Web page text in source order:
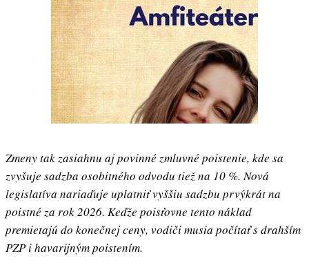
Zmeny tak zasiahnu aj povinné zmluvné poistenie, kde sa
zvyšuje sadzba osobitného odvodu tiež na 10 %. Nová
legislatíva nariaďuje uplatniť vyššiu sadzbu prvýkrát na
poistné za rok 2026. Keďže poisťovne tento náklad
premietajú do konečnej ceny, vodiči musia počítať s drahším
PZP i havarijným poistením.